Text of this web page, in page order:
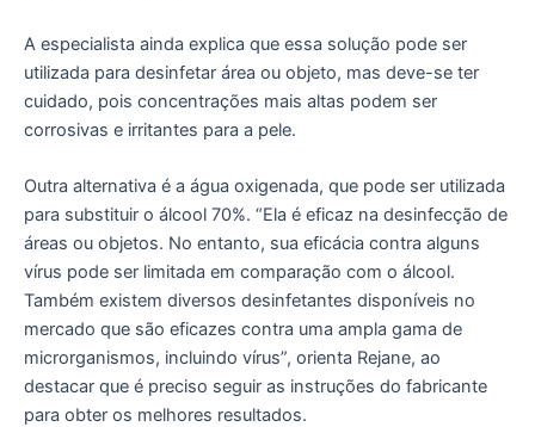
A especialista ainda explica que essa solução pode ser
utilizada para desinfetar área ou objeto, mas deve-se ter
cuidado, pois concentrações mais altas podem ser
corrosivas e irritantes para a pele.
Outra alternativa é a água oxigenada, que pode ser utilizada
para substituir o álcool 70%. “Ela é eficaz na desinfecção de
áreas ou objetos. No entanto, sua eficácia contra alguns
vírus pode ser limitada em comparação com o álcool.
Também existem diversos desinfetantes disponíveis no
mercado que são eficazes contra uma ampla gama de
microrganismos, incluindo vírus”, orienta Rejane, ao
destacar que é preciso seguir as instruções do fabricante
para obter os melhores resultados.